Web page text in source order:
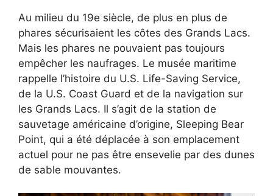
Au milieu du 19e siècle, de plus en plus de
phares sécurisaient les côtes des Grands Lacs.
Mais les phares ne pouvaient pas toujours
empêcher les naufrages. Le musée maritime
rappelle l’histoire du U.S. Life-Saving Service,
de la U.S. Coast Guard et de la navigation sur
les Grands Lacs. Il s’agit de la station de
sauvetage américaine d’origine, Sleeping Bear
Point, qui a été déplacée à son emplacement
actuel pour ne pas être ensevelie par des dunes
de sable mouvantes.